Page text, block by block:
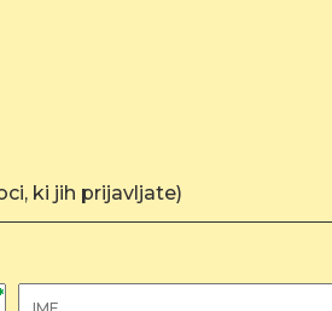
ki jih prijavljate)